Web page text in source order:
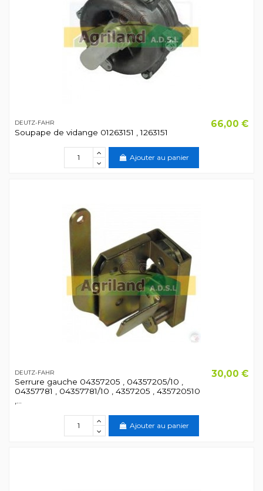
DEUTZ-FAHR
Soupape de vidange 01263151 , 1263151
66,00 €
Ajouter au panier
DEUTZ-FAHR
Serrure gauche 04357205 , 04357205/10 ,
04357781 , 04357781/10 , 4357205 , 435720510
30,00 €
Ajouter au panier